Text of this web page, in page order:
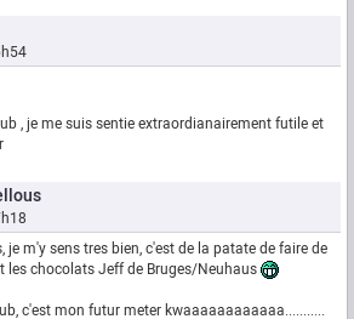
, je me suis sentie extraordianairement futile et
m'y sens tres bien, c'est de la patate de faire de
les chocolats Jeff de Bruges/Neuhaus
c'est mon futur meter kwaaaaaaaaaaaa...........